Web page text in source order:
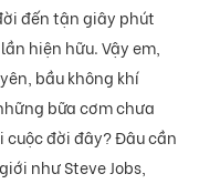
đến tận giây phút
hiện hữu. Vậy em,
bầu không khí
bữa cơm chưa
cuộc đời đây? Đâu cần
như Steve Jobs,